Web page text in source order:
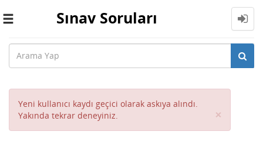
Toggle
Sınav Soruları
Yeni kullanıcı kaydı geçici olarak askıya alındı.
Yakında tekrar deneyiniz.
×